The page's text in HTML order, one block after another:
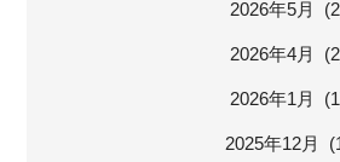
2026年5月
2026年4月
2026年1月
2025年12月